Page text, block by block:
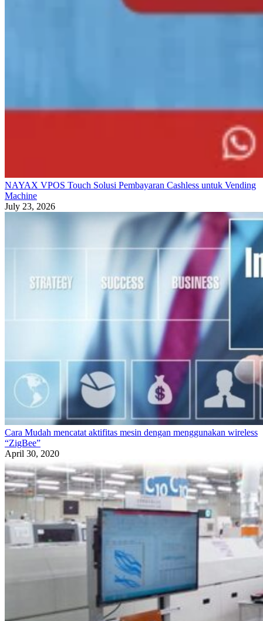
NAYAX VPOS Touch Solusi Pembayaran Cashless untuk Vending
Machine
July 23, 2026
Cara Mudah mencatat aktifitas mesin dengan menggunakan wireless
“ZigBee”
April 30, 2020